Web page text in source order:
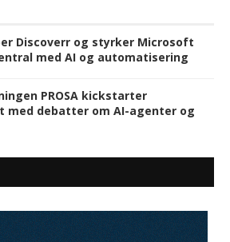
Discoverr og styrker Microsoft
med AI og automatisering
PROSA kickstarter
med debatter om AI-agenter og